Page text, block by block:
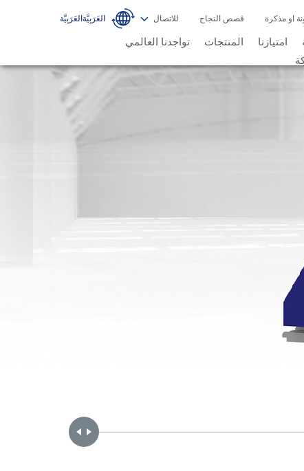
للاتصال قصص النجاح او مذكرة
امتيازنا المنتجات
تواجدنا العالمي